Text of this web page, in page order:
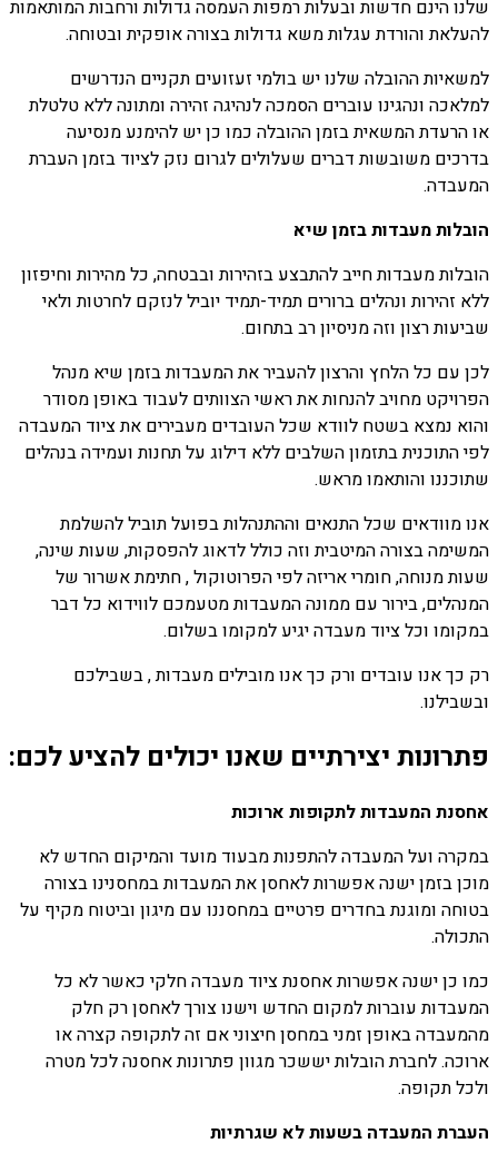
שלנו הינם חדשות ובעלות רמפות העמסה גדולות ורחבות המותאמות
להעלאת והורדת עגלות משא גדולות בצורה אופקית ובטוחה.
למשאיות ההובלה שלנו יש בולמי זעזועים תקניים הנדרשים
למלאכה ונהגינו עוברים הסמכה לנהיגה זהירה ומתונה ללא טלטלת
או הרעדת המשאית בזמן ההובלה כמו כן יש להימנע מנסיעה
בדרכים משובשות דברים שעלולים לגרום נזק לציוד בזמן העברת
המעבדה.
הובלות מעבדות בזמן שיא
הובלות מעבדות חייב להתבצע בזהירות ובבטחה, כל מהירות וחיפזון
ללא זהירות ונהלים ברורים תמיד-תמיד יוביל לנזקם לחרטות ולאי
שביעות רצון וזה מניסיון רב בתחום.
לכן עם כל הלחץ והרצון להעביר את המעבדות בזמן שיא מנהל
הפרויקט מחויב להנחות את ראשי הצוותים לעבוד באופן מסודר
והוא נמצא בשטח לוודא שכל העובדים מעבירים את ציוד המעבדה
לפי התוכנית בתזמון השלבים ללא דילוג על תחנות ועמידה בנהלים
שתוכננו והותאמו מראש.
אנו מוודאים שכל התנאים וההתנהלות בפועל תוביל להשלמת
המשימה בצורה המיטבית וזה כולל לדאוג להפסקות, שעות שינה,
שעות מנוחה, חומרי אריזה לפי הפרוטוקול , חתימת אשרור של
המנהלים, בירור עם ממונה המעבדות מטעמכם לווידוא כל דבר
במקומו וכל ציוד מעבדה יגיע למקומו בשלום.
רק כך אנו עובדים ורק כך אנו מובילים מעבדות , בשבילכם
ובשבילנו.
פתרונות יצירתיים שאנו יכולים להציע לכם:
אחסנת המעבדות לתקופות ארוכות
במקרה ועל המעבדה להתפנות מבעוד מועד והמיקום החדש לא
מוכן בזמן ישנה אפשרות לאחסן את המעבדות במחסנינו בצורה
בטוחה ומוגנת בחדרים פרטיים במחסננו עם מיגון וביטוח מקיף על
התכולה.
כמו כן ישנה אפשרות אחסנת ציוד מעבדה חלקי כאשר לא כל
המעבדות עוברות למקום החדש וישנו צורך לאחסן רק חלק
מהמעבדה באופן זמני במחסן חיצוני אם זה לתקופה קצרה או
ארוכה. לחברת הובלות יששכר מגוון פתרונות אחסנה לכל מטרה
ולכל תקופה.
העברת המעבדה בשעות לא שגרתיות